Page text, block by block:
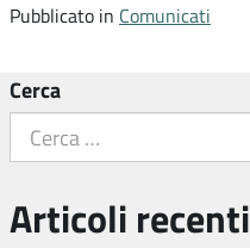
Pubblicato in Comunicati
Cerca
Articoli recenti